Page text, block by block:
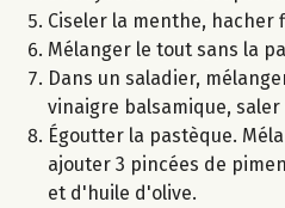
Ciseler la menthe, hacher
Mélanger le tout sans la
Dans un saladier,
vinaigre balsamique,
Égoutter la pastèque.
ajouter 3 pincées de
et d'huile d'olive.